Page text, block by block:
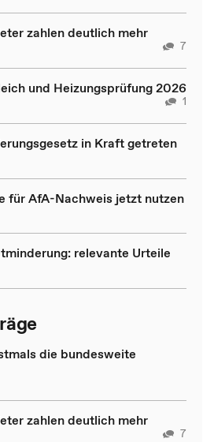
zahlen deutlich mehr
7
und Heizungsprüfung 2026
1
in Kraft getreten
für AfA-Nachweis jetzt nutzen
relevante Urteile
die bundesweite
zahlen deutlich mehr
7